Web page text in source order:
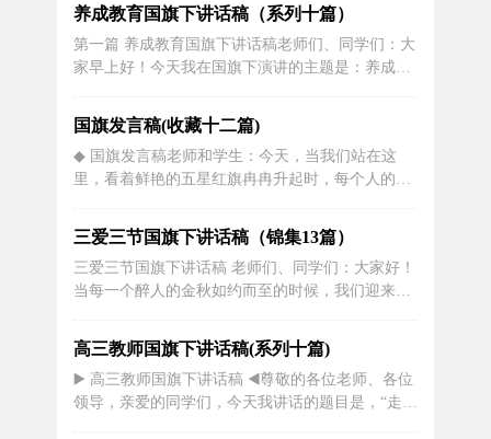
准备了呢。在过去的一个多星期里，相信大家都跟
我一样经历了一个详细全面的复习阶段。那在最后
两天，你会做些哪些准备呢?以下是...
养成教育国旗下讲话稿（系列十篇）
第一篇 养成教育国旗下讲话稿老师们、同学们：大
家早上好！今天我在国旗下演讲的主题是：养成良
想起一个故事：哪个实验室获得重要知识的？”出人
意料的是，这位白发苍苍的老者却说：“我是在小学
里。”提问者一下子愣住了，接着问：“您在小学里
学到了哪些最重要的东西呢？...
国旗发言稿(收藏十二篇)
◆ 国旗发言稿老师和学生：今天，当我们站在这
里，看着鲜艳的五星红旗冉冉升起时，每个人的心
为这面被仁人血染了几代人的红旗，是我们伟大祖
国的象征，我不禁想：英法联军虽然烧毁了我们的
圆明园，却没能阻止中国人抗击外国侵略者。我们
还有长城，举世闻名的长城，它仍然...
三爱三节国旗下讲话稿（锦集13篇）
三爱三节国旗下讲话稿 老师们、同学们：大家好！
当每一个醉人的金秋如约而至的时候，我们迎来了
称“推普周”。 今年的9月11日至9月17日是第xx届推
普周。今年推普周的主题是：提升国家通用语言文
字应用能力，弘扬中华优秀文化传统。一个伟大的
国家，一片辽...
高三教师国旗下讲话稿(系列十篇)
▶️ 高三教师国旗下讲话稿 ◀️尊敬的各位老师、各位
领导，亲爱的同学们，今天我讲话的题目是，“走，